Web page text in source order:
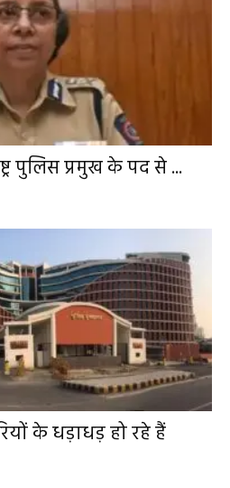
पुलिस प्रमुख के पद से ...
के धड़ाधड़ हो रहे हैं